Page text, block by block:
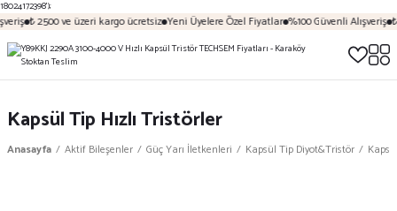
18024172398');
₺ 2500 ve üzeri kargo ücretsiz Yeni Üyelere Özel Fiyatlar %100 Güvenli Alışveriş
Kapsül Tip Hızlı Tristörler
Anasayfa Aktif Bileşenler Güç Yarı İletkenleri Kapsül Tip Diyot&Tristör